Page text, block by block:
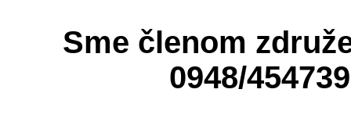
Sme členom
0948/